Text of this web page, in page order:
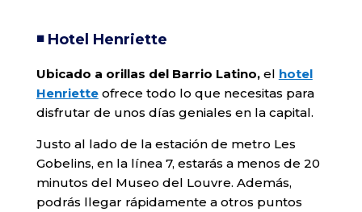
◾️ Hotel Henriette
Ubicado a orillas del Barrio Latino,el hotel
Henrietteofrece todo lo que necesitas para
disfrutar de unos días geniales en la capital.
Justo al lado de la estación de metro Les
Gobelins, en la línea 7, estarás a menos de 20
minutos del Museo del Louvre. Además,
podrás llegar rápidamente a otros puntos